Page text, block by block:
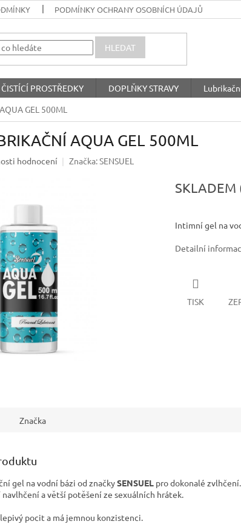
PODMÍNKY OCHRANY OSOBNÍCH ÚDAJŮ
HLEDAT
PROSTŘEDKY DOPLŇKY STRAVY
GEL 500ML
AQUA GEL 500ML
hodnocení Značka:SENSUEL
SKLADEM
Intimní gel na
Detailní
TISK
Značka
gel na vodní bázi od značkySENSUEL pro dokonalé zvlhčení.
a větší potěšení ze sexuálních hrátek.
pocit a má jemnou konzistenci.